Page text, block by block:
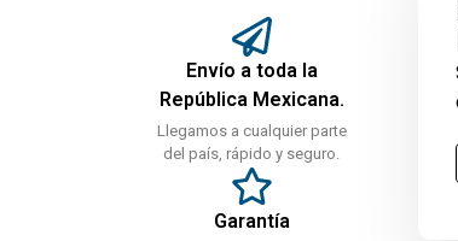
Envío a toda la
República Mexicana.
Llegamos a cualquier parte
del país, rápido y seguro.
Garantía